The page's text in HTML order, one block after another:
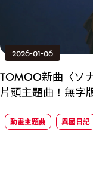
2026-01-06
TOMOO新曲〈ソ
片頭主題曲！無字
動畫主題曲 異國日記